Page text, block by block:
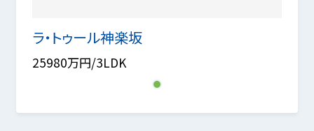
ラ・トゥール神楽坂
25980万円/3LDK
1